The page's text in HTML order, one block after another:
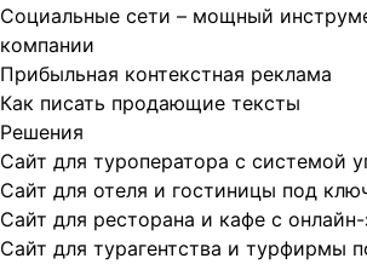
Социальные сети – мощный
компании
Прибыльная контекстная реклама
Как писать продающие тексты
Решения
Сайт для туроператора с системой
Сайт для отеля и гостиницы под
Сайт для ресторана и кафе с
Сайт для турагентства и турфирмы